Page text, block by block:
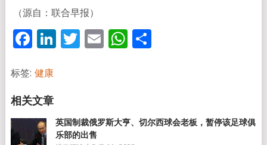
（源自：联合早报）
Facebook
LinkedIn
Twitter
EmailWhatsApp
分
标签: 健康
英国制裁俄罗斯大亨、切尔西球会老板，暂停该足球俱
乐部的出售